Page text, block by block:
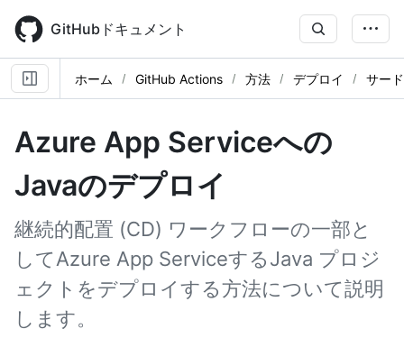
main
content
GitHubドキュメント
ホーム GitHub Actions 方法 デプロイ サー
Azure App Serviceへの
Javaのデプロイ
継続的配置 (CD) ワークフローの一部と
してAzure App ServiceするJava プロジ
ェクトをデプロイする方法について説明
します。